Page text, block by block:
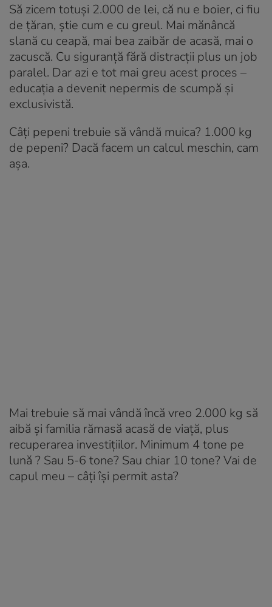
Să zicem totuși 2.000 de lei, că nu e boier, ci fiu
de țăran, știe cum e cu greul. Mai mănâncă
slană cu ceapă, mai bea zaibăr de acasă, mai o
zacuscă. Cu siguranță fără distracții plus un job
paralel. Dar azi e tot mai greu acest proces –
educația a devenit nepermis de scumpă și
exclusivistă.
Câți pepeni trebuie să vândă muica? 1.000 kg
de pepeni? Dacă facem un calcul meschin, cam
așa.
Mai trebuie să mai vândă încă vreo 2.000 kg să
aibă și familia rămasă acasă de viață, plus
recuperarea investițiilor. Minimum 4 tone pe
lună ? Sau 5-6 tone? Sau chiar 10 tone? Vai de
capul meu – câți își permit asta?